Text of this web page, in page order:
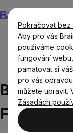
Pokračovat bez
Aby pro vás
používáme
fungování
pamatovat si
pro vás
můžete upravit.
Zásadách
na
obsah
Aktuality
energie a plno
Festivalu: